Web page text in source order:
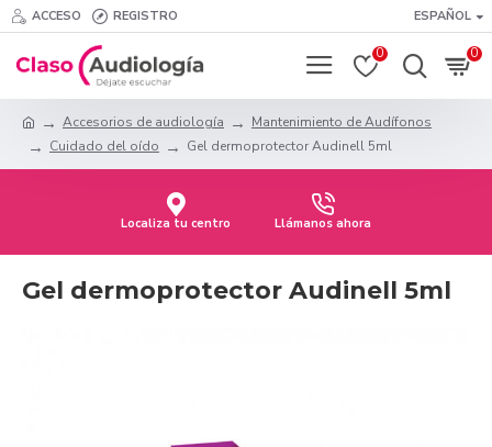
ACCESO REGISTRO ESPAÑOL
0 0
Accesorios de audiología
Mantenimiento de Audífonos
Cuidado del oído
Gel dermoprotector Audinell 5ml
Localiza tu centro Llámanos ahora
Gel dermoprotector Audinell 5ml